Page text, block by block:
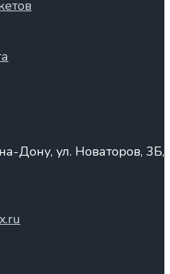
Дону, ул. Новаторов, 3Б,